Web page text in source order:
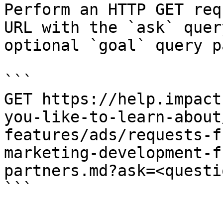
Perform an HTTP GET
URL with the `ask`
optional `goal` query
```
GET https://
you-like-to-learn-
features/ads/requests-
marketing-
```